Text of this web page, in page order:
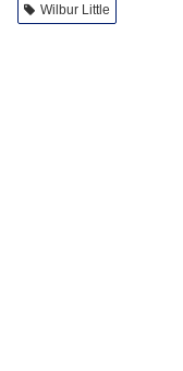
Wilbur Little